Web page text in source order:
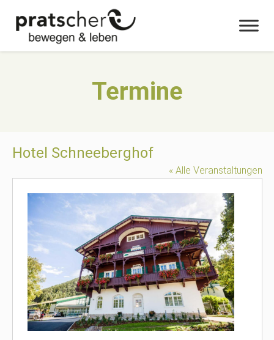
Termine
Hotel Schneeberghof
« Alle Veranstaltungen